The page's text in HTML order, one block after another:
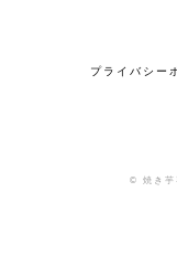
プライバシー
© 焼き